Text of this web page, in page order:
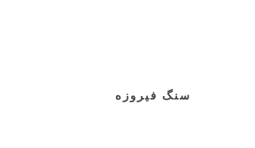
سنگ فیروزه